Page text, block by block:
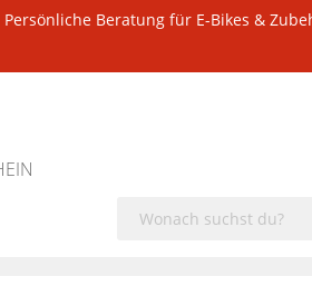
Persönliche Beratung für E-Bikes &